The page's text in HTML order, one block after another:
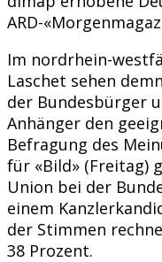
ARD-
Im nordrhein-
Laschet sehen
der Bundesbürger
Anhänger den
Befragung des
für «Bild» (Freitag)
Union bei der
einem
der Stimmen
38 Prozent.